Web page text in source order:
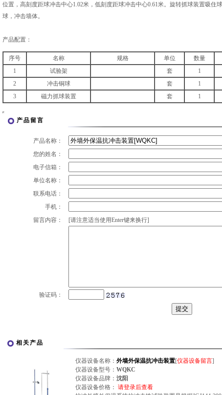
位置，高刻度距球冲击中心1.02米，低刻度距球冲击中心0.61米。旋转抓球装置吸住
球，冲击墙体。
产品配置：
序号 名称 规格 单位
数量
1
试验架 套
1
2
冲击铜球 套
1
3
磁力抓球装置 套 1
产品留言
产品名称：
您的姓名：
电子信箱：
单位名称：
联系电话：
手机：
留言内容：
[请注意适当使用Enter键来换行]
验证码：
相关产品
仪器设备名称： 外墙外保温抗冲击装置[仪器设备留言]
仪器设备型号： WQKC
仪器设备品牌： 沈阳
仪器设备价格： 请登录后查看